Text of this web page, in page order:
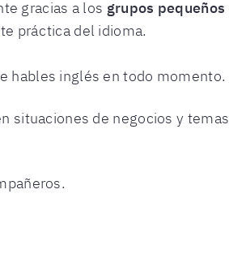
gracias a los grupos pequeños
práctica del idioma.
hables inglés en todo momento.
situaciones de negocios y temas